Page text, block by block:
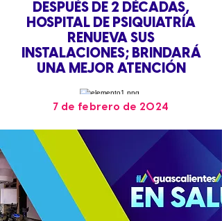
DESPUÉS DE 2 DÉCADAS,
HOSPITAL DE PSIQUIATRÍA
RENUEVA SUS
INSTALACIONES; BRINDARÁ
UNA MEJOR ATENCIÓN
7 de febrero de 2024